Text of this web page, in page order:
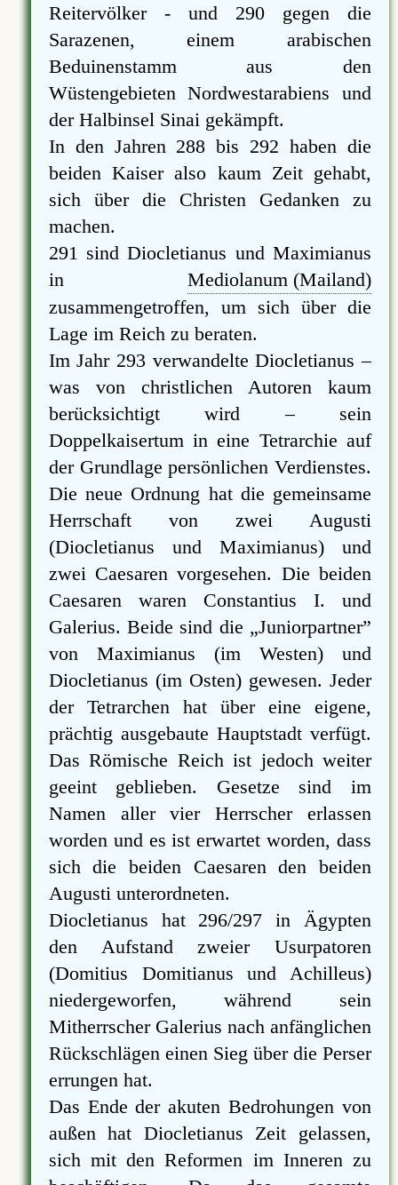
Reitervölker - und 290 gegen die
Sarazenen, einem arabischen
Beduinenstamm aus den
Wüstengebieten Nordwestarabiens und
der Halbinsel Sinai gekämpft.
In den Jahren 288 bis 292 haben die
beiden Kaiser also kaum Zeit gehabt,
sich über die Christen Gedanken zu
machen.
291 sind Diocletianus und Maximianus
in Mediolanum (Mailand)
zusammengetroffen, um sich über die
Lage im Reich zu beraten.
Im Jahr 293 verwandelte Diocletianus –
was von christlichen Autoren kaum
berücksichtigt wird – sein
Doppelkaisertum in eine Tetrarchie auf
der Grundlage persönlichen Verdienstes.
Die neue Ordnung hat die gemeinsame
Herrschaft von zwei Augusti
(Diocletianus und Maximianus) und
zwei Caesaren vorgesehen. Die beiden
Caesaren waren Constantius I. und
Galerius. Beide sind die
Juniorpartner
von Maximianus (im Westen) und
Diocletianus (im Osten) gewesen. Jeder
der Tetrarchen hat über eine eigene,
prächtig ausgebaute Hauptstadt verfügt.
Das Römische Reich ist jedoch weiter
geeint geblieben. Gesetze sind im
Namen aller vier Herrscher erlassen
worden und es ist erwartet worden, dass
sich die beiden Caesaren den beiden
Augusti unterordneten.
Diocletianus hat 296/297 in Ägypten
den Aufstand zweier Usurpatoren
(Domitius Domitianus und Achilleus)
niedergeworfen, während sein
Mitherrscher Galerius nach anfänglichen
Rückschlägen einen Sieg über die Perser
errungen hat.
Das Ende der akuten Bedrohungen von
außen hat Diocletianus Zeit gelassen,
sich mit den Reformen im Inneren zu